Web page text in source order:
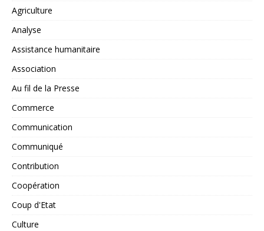
Agriculture
Analyse
Assistance humanitaire
Association
Au fil de la Presse
Commerce
Communication
Communiqué
Contribution
Coopération
Coup d'Etat
Culture